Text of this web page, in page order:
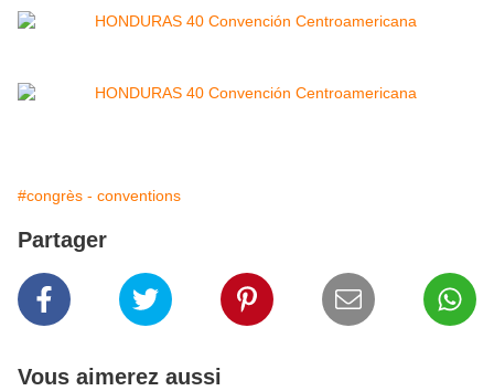
#congrès - conventions
Partager
Vous aimerez aussi